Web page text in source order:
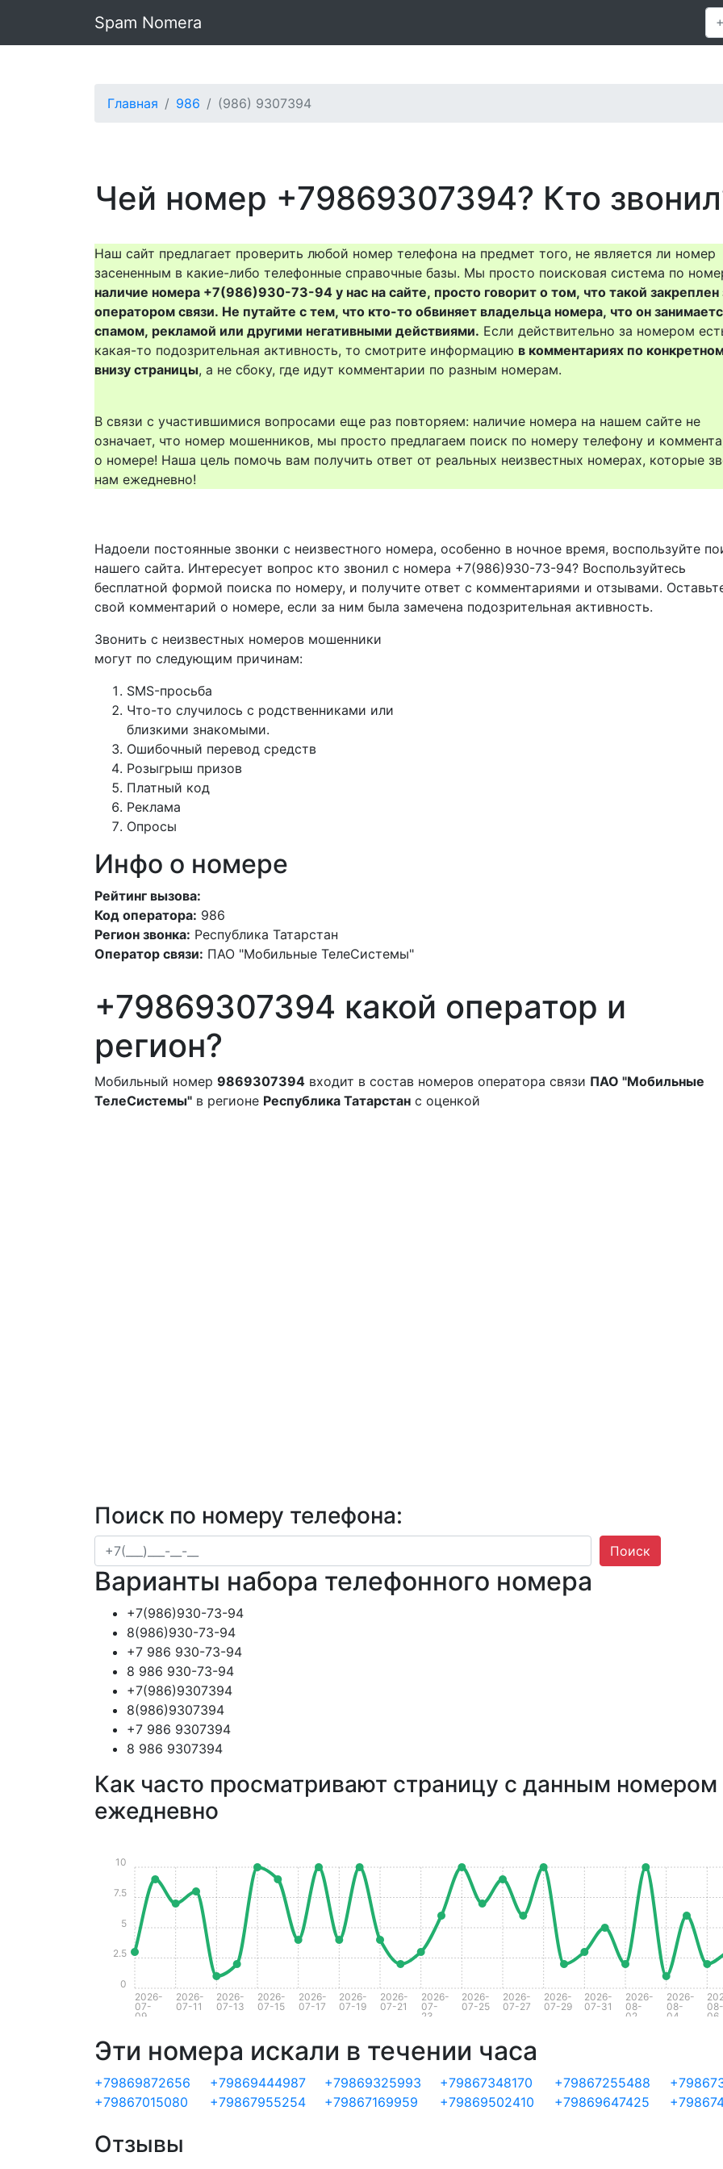
Spam Nomera
Главная 986 (986) 9307394
Чей номер +79869307394? Кто
Наш сайт предлагает проверить любой номер телефона на предмет того, не является ли номер
засененным в какие-либо телефонные справочные базы. Мы просто поисковая система по
наличие номера +7(986)930-73-94 у нас на сайте, просто говорит о том, что такой закреплен
оператором связи. Не путайте с тем, что кто-то обвиняет владельца номера, что он
спамом, рекламой или другими негативными действиями. Если действительно за номером
какая-то подозрительная активность, то смотрите информацию в комментариях по
внизу страницы, а не сбоку, где идут комментарии по разным номерам.
В связи с участившимися вопросами еще раз повторяем: наличие номера на нашем сайте не
означает, что номер мошенников, мы просто предлагаем поиск по номеру телефону и
о номере! Наша цель помочь вам получить ответ от реальных неизвестных номерах, которые
нам ежедневно!
Надоели постоянные звонки с неизвестного номера, особенно в ночное время, воспользуйте
нашего сайта. Интересует вопрос кто звонил с номера +7(986)930-73-94? Воспользуйтесь
бесплатной формой поиска по номеру, и получите ответ с комментариями и отзывами.
свой комментарий о номере, если за ним была замечена подозрительная активность.
Звонить с неизвестных номеров мошенники
могут по следующим причинам:
SMS-просьба
Что-то случилось с родственниками или
близкими знакомыми.
Ошибочный перевод средств
Розыгрыш призов
Платный код
Реклама
Опросы
Инфо о номере
Рейтинг вызова:
Код оператора: 986
Регион звонка: Республика Татарстан
Оператор связи: ПАО "Мобильные ТелеСистемы"
+79869307394 какой оператор и
регион?
Мобильный номер 9869307394 входит в состав номеров оператора связи ПАО "Мобильные
ТелеСистемы" в регионе Республика Татарстан с оценкой
Поиск по номеру телефона:
Поиск
Варианты набора телефонного номера
+7(986)930-73-94
8(986)930-73-94
+7 986 930-73-94
8 986 930-73-94
+7(986)9307394
8(986)9307394
+7 986 9307394
8 986 9307394
Как часто просматривают страницу с данным номером
ежедневно
2026-
07-
09
2026-
07-11
2026-
07-13
2026-
07-15
2026-
07-17
2026-
07-19
2026-
07-21
2026-
07-
23
2026-
07-25
2026-
07-27
2026-
07-29
2026-
07-31
2026-
08-
02
2026-
08-
04
08-
06
0
2.5
5
7.5
10
Эти номера искали в течении часа
+79869872656 +79869444987 +79869325993 +79867348170 +79867255488
+79867015080
+79867955254 +79867169959 +79869502410 +79869647425
Отзывы